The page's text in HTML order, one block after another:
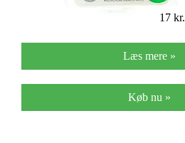
17 kr.
Læs mere »
Køb nu »